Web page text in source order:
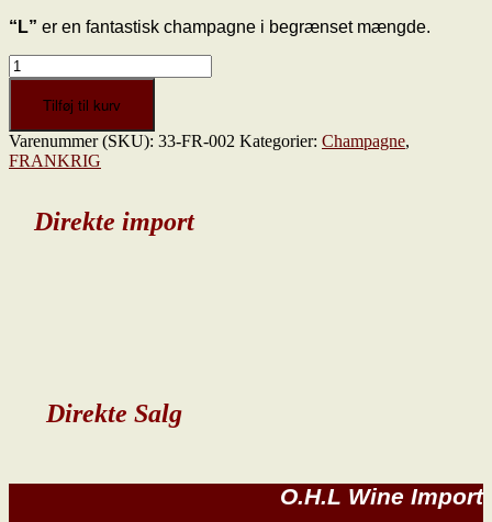
“L” er en fantastisk champagne i begrænset mængde.
Champagne
L
Brut
Nature,
Blancs
Tilføj til kurv
Varenummer (SKU): 33-FR-002 Kategorier: Champagne,
FRANKRIG
Direkte import
Direkte Salg
O.H.L Wine Import